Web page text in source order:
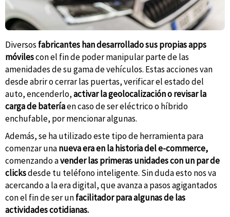
Diversos fabricantes han desarrollado sus propias apps
móvilescon el fin de poder manipular parte de las
amenidades de su gama de vehículos. Estas acciones van
desde abrir o cerrar las puertas, verificar el estado del
auto, encenderlo,activar la geolocalización o revisar la
carga de bateríaen caso de ser eléctrico o híbrido
enchufable, por mencionar algunas.
Además, se ha utilizado este tipo de herramienta para
comenzar unanueva era en la historia del e-commerce,
comenzando avender las primeras unidades con un par de
clicksdesde tu teléfono inteligente. Sin duda esto nos va
acercando a la era digital, que avanza a pasos agigantados
con el fin de ser unfacilitador para algunas de las
actividades cotidianas.